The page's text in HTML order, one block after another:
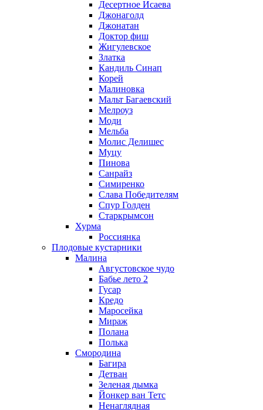
Десертное Исаева
Джонаголд
Джонатан
Доктор фиш
Жигулевское
Златка
Кандиль Синап
Корей
Малиновка
Мальт Багаевский
Мелроуз
Моди
Мельба
Молис Делишес
Муцу
Пинова
Санрайз
Симиренко
Слава Победителям
Спур Голден
Старкрымсон
Хурма
Россиянка
Плодовые кустарники
Малина
Августовское чудо
Бабье лето 2
Гусар
Кредо
Маросейка
Мираж
Полана
Полька
Смородина
Багира
Детван
Зеленая дымка
Йонкер ван Тетс
Ненаглядная